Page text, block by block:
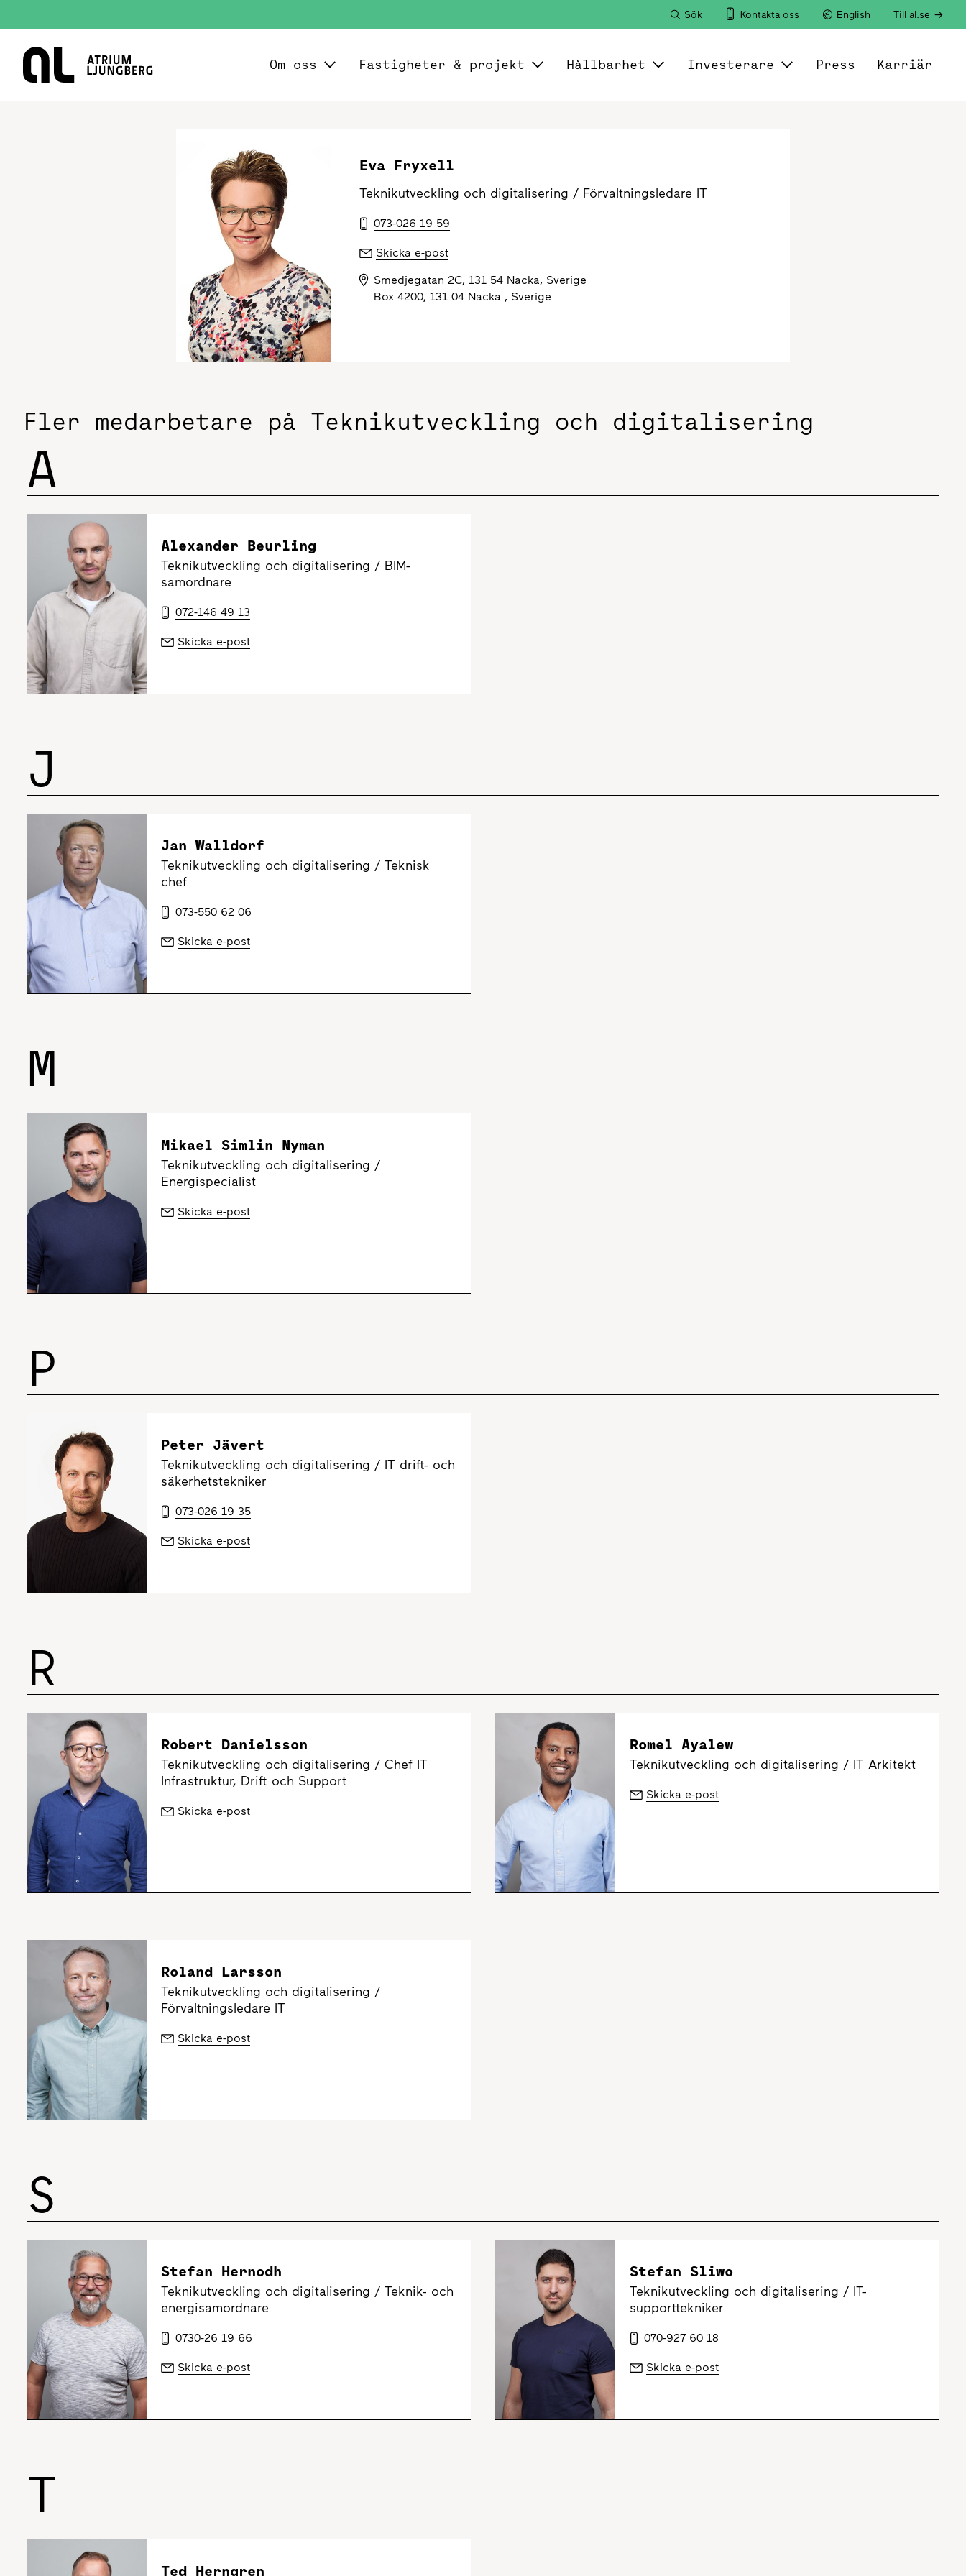
Sök Kontakta oss English Till al.se
Hem
Om oss Fastigheter & projekt Hållbarhet Investerare Press Karriär
Eva Fryxell
Teknikutveckling och digitalisering / Förvaltningsledare IT
073-026 19 59
Skicka e-post
Smedjegatan 2C, 131 54 Nacka, Sverige
Box 4200, 131 04 Nacka , Sverige
Fler medarbetare på Teknikutveckling och digitalisering
A
Alexander Beurling
Teknikutveckling och digitalisering / BIM-
samordnare
072-146 49 13
Skicka e-post
J
Jan Walldorf
Teknikutveckling och digitalisering / Teknisk
chef
073-550 62 06
Skicka e-post
M
Mikael Simlin Nyman
Teknikutveckling och digitalisering /
Energispecialist
Skicka e-post
P
Peter Jävert
Teknikutveckling och digitalisering / IT drift- och
säkerhetstekniker
073-026 19 35
Skicka e-post
R
Robert Danielsson
Teknikutveckling och digitalisering / Chef IT
Infrastruktur, Drift och Support
Skicka e-post
Romel Ayalew
Teknikutveckling och digitalisering / IT Arkitekt
Skicka e-post
Roland Larsson
Teknikutveckling och digitalisering /
Förvaltningsledare IT
Skicka e-post
S
Stefan Hernodh
Teknikutveckling och digitalisering / Teknik- och
energisamordnare
0730-26 19 66
Skicka e-post
Stefan Sliwo
Teknikutveckling och digitalisering / IT-
supporttekniker
070-927 60 18
Skicka e-post
T
Ted Herngren